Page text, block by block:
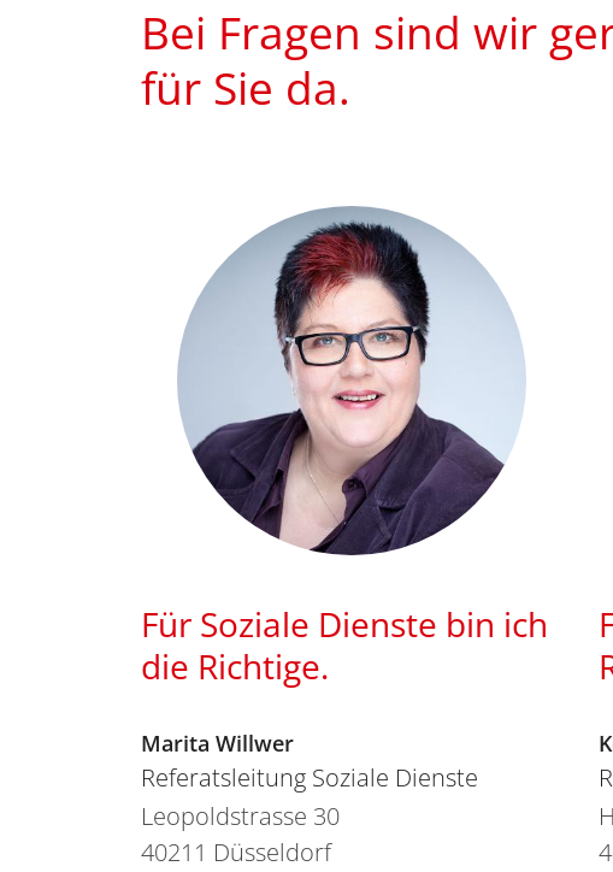
Bei Fragen sind wir
für Sie da.
Für Soziale Dienste bin ich
die Richtige.
Marita Willwer
Referatsleitung Soziale Dienste
Leopoldstrasse 30
40211 Düsseldorf